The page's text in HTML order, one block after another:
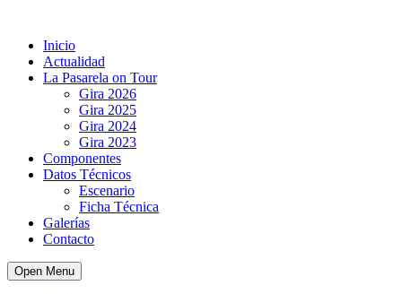
Inicio
Actualidad
La Pasarela on Tour
Gira 2026
Gira 2025
Gira 2024
Gira 2023
Componentes
Datos Técnicos
Escenario
Ficha Técnica
Galerías
Contacto
Open Menu